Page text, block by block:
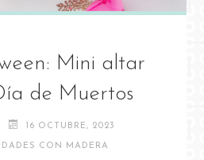
Mini altar
de Muertos
16 OCTUBRE, 2023
CON MADERA